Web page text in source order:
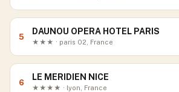
5
DAUNOU OPERA HOTEL PARIS
★★★ · paris 02, France
6
LE MERIDIEN NICE
★★★★ · lyon, France